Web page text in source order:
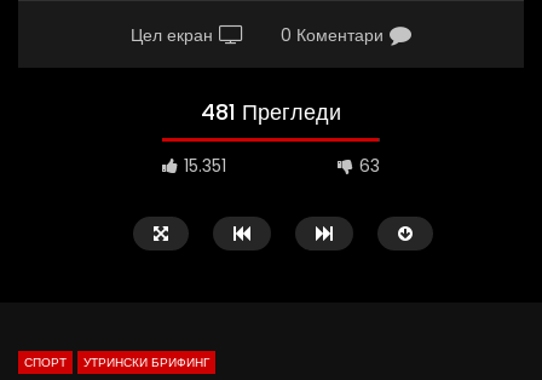
Цел екран 0 Коментари
481 Прегледи
15.351 63
СПОРТ УТРИНСКИ БРИФИНГ